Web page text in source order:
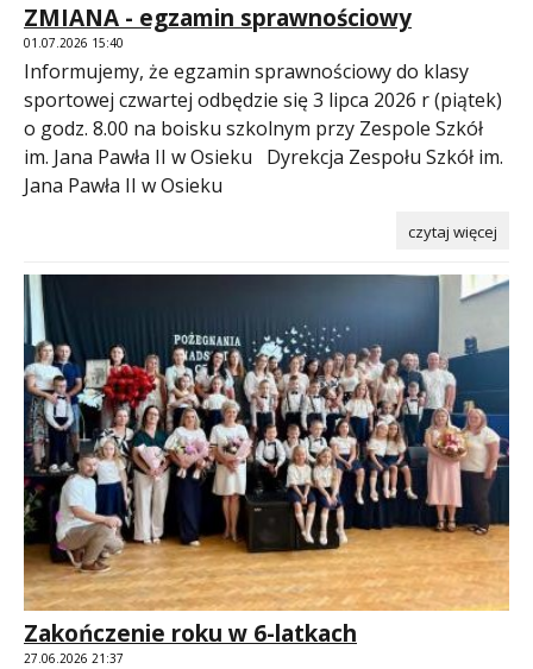
ZMIANA - egzamin sprawnościowy
01.07.2026 15:40
Informujemy, że egzamin sprawnościowy do klasy
sportowej czwartej odbędzie się 3 lipca 2026 r (piątek)
o godz. 8.00 na boisku szkolnym przy Zespole Szkół
im. Jana Pawła II w Osieku Dyrekcja Zespołu Szkół im.
Jana Pawła II w Osieku
czytaj więcej
Zakończenie roku w 6-latkach
27.06.2026 21:37